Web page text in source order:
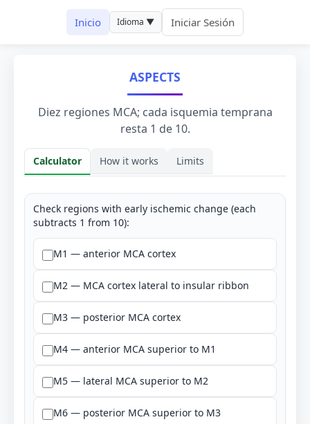
Inicio Idioma ▼ Iniciar Sesión
ASPECTS
Diez regiones MCA; cada isquemia temprana
resta 1 de 10.
Calculator How it works Limits
Calculator
Check regions with early ischemic change (each
subtracts 1 from 10):
M1 — anterior MCA cortex
M2 — MCA cortex lateral to insular ribbon
M3 — posterior MCA cortex
M4 — anterior MCA superior to M1
M5 — lateral MCA superior to M2
M6 — posterior MCA superior to M3